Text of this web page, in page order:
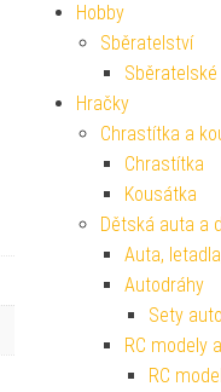
Hobby
Sběratelství
Hračky
Chrastítka a
Chrastítka
Kousátka
Dětská auta a
Auta,
Autodráhy
Sety
RC modely
RC